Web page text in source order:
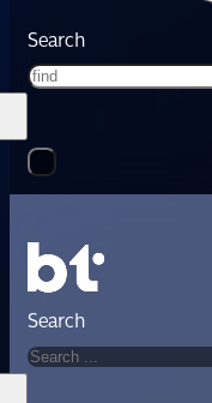
Search
Search